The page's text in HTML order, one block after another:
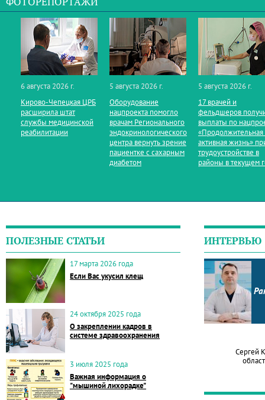
6 августа 2026 г.
Кирово‑Чепецкая ЦРБ
расширила штат
службы медицинской
реабилитации
5 августа 2026 г.
Оборудование
нацпроекта помогло
врачам Регионального
эндокринологического
центра вернуть зрение
пациентке с сахарным
диабетом
5 августа 2026 г.
17 врачей и
фельдшеров
выплаты по
«Продолжительная
активная жизнь»
трудоустройстве в
районы в текущем
ПОЛЕЗНЫЕ СТАТЬИ
17 марта 2026 года
Если Вас укусил клещ
24 октября 2025 года
О закреплении кадров в
системе здравоохранения
3 июля 2025 года
Важная информация о
"мышиной лихорадке"
ИНТЕРВЬЮ
Сергей